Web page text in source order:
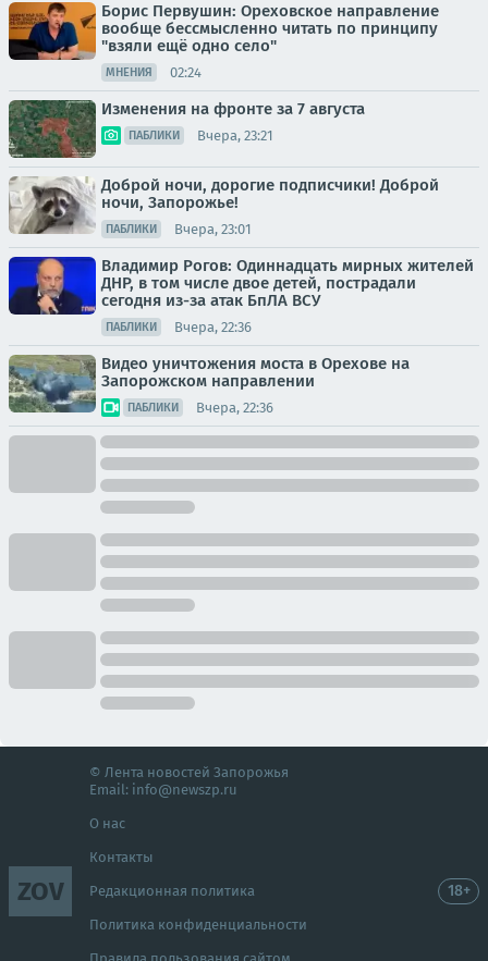
Борис Первушин: Ореховское направление
вообще бессмысленно читать по принципу
"взяли ещё одно село"
МНЕНИЯ 02:24
Изменения на фронте за 7 августа
ПАБЛИКИ Вчера, 23:21
Доброй ночи, дорогие подписчики! Доброй
ночи, Запорожье!
ПАБЛИКИ Вчера, 23:01
Владимир Рогов: Одиннадцать мирных жителей
ДНР, в том числе двое детей, пострадали
сегодня из-за атак БпЛА ВСУ
ПАБЛИКИ Вчера, 22:36
Видео уничтожения моста в Орехове на
Запорожском направлении
ПАБЛИКИ Вчера, 22:36
ZOV
© Лента новостей Запорожья
Email: info@newszp.ru
О нас
Контакты
Редакционная политика
Политика конфиденциальности
18+